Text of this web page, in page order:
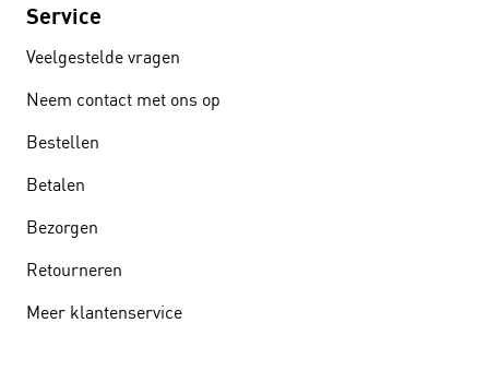
Service
Veelgestelde vragen
Neem contact met ons op
Bestellen
Betalen
Bezorgen
Retourneren
Meer klantenservice